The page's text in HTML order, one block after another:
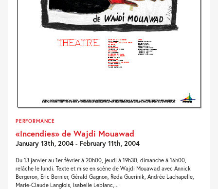
PERFORMANCE
«Incendies» de Wajdi Mouawad
January 13th, 2004 - February 11th, 2004
Du 13 janvier au 1er février à 20h00, jeudi à 19h30, dimanche à 16h00,
relâche le lundi. Texte et mise en scène de Wajdi Mouawad avec Annick
Bergeron, Eric Bernier, Gérald Gagnon, Reda Guerinik, Andrée Lachapelle,
Marie-Claude Langlois, Isabelle Leblanc,...